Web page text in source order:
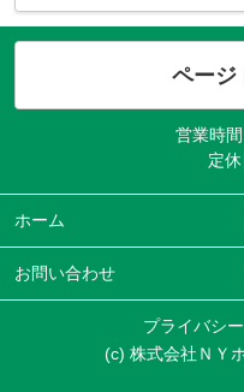
ページ
営業時
定
ホーム
お問い合わせ
プライバシ
(c) 株式会社ＮＹ